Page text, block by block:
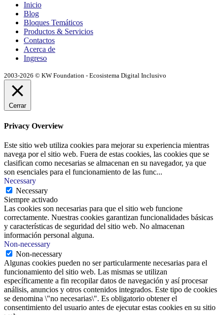
Inicio
Blog
Bloques Temáticos
Productos & Servicios
Contactos
Acerca de
Ingreso
2003-2026 © KW Foundation - Ecosistema Digital Inclusivo
Cerrar
Privacy Overview
Este sitio web utiliza cookies para mejorar su experiencia mientras
navega por el sitio web. Fuera de estas cookies, las cookies que se
clasifican como necesarias se almacenan en su navegador, ya que
son esenciales para el funcionamiento de las func...
Necessary
Necessary
Siempre activado
Las cookies son necesarias para que el sitio web funcione
correctamente. Nuestras cookies garantizan funcionalidades básicas
y características de seguridad del sitio web. No almacenan
información personal alguna.
Non-necessary
Non-necessary
Algunas cookies pueden no ser particularmente necesarias para el
funcionamiento del sitio web. Las mismas se utilizan
específicamente a fin recopilar datos de navegación y así procesar
análisis, anuncios y otros contenidos integrados. Este tipo de cookies
se denomina \"no necesarias\". Es obligatorio obtener el
consentimiento del usuario antes de ejecutar estas cookies en su sitio